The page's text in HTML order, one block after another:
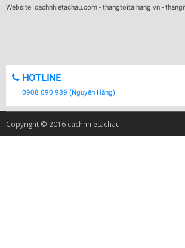
Website: cachnhietachau.com - thangtoitaihang.vn -
HOTLINE
0908 090 989 (Nguyễn Hằng)
Copyright © 2016 cachnhietachau